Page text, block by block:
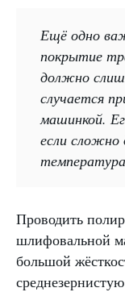
Ещё одно
покрытие
должно
случается
машинкой.
если
Проводить
шлифовальной
большой